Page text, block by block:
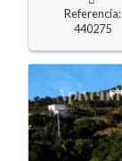
Referencia:
440275